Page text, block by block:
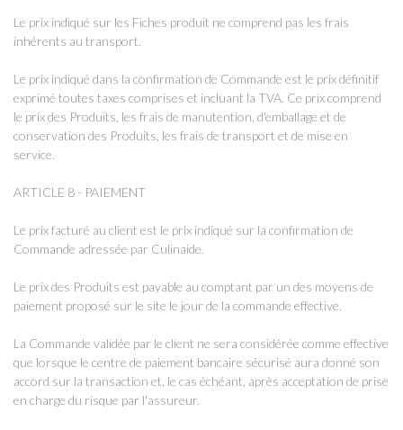
Le prix indiqué sur les Fiches produit ne comprend pas les frais
inhérents au transport.
Le prix indiqué dans la confirmation de Commande est le prix définitif
exprimé toutes taxes comprises et incluant la TVA. Ce prix comprend
le prix des Produits, les frais de manutention, d'emballage et de
conservation des Produits, les frais de transport et de mise en
service.
ARTICLE 8 - PAIEMENT
Le prix facturé au client est le prix indiqué sur la confirmation de
Commande adressée par Culinaide.
Le prix des Produits est payable au comptant par un des moyens de
paiement proposé sur le site le jour de la commande effective.
La Commande validée par le client ne sera considérée comme effective
que lorsque le centre de paiement bancaire sécurisé aura donné son
accord sur la transaction et, le cas échéant, après acceptation de prise
en charge du risque par l'assureur.